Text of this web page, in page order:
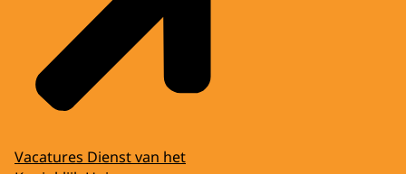
Vacatures Dienst van het